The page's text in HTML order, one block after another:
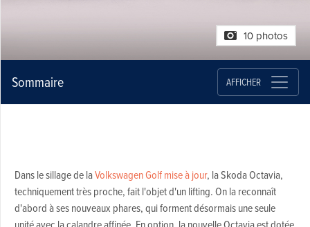
10 photos
Sommaire AFFICHER
Dans le sillage de laVolkswagen Golf mise à jour, la Skoda Octavia,
techniquement très proche, fait l'objet d'un lifting. On la reconnaît
d'abord à ses nouveaux phares, qui forment désormais une seule